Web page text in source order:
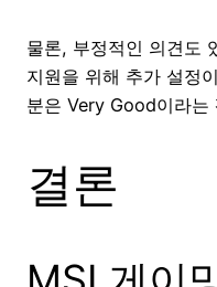
물론, 부정적인 의견도
지원을 위해 추가 설정
분은 Very Good이라는
결론